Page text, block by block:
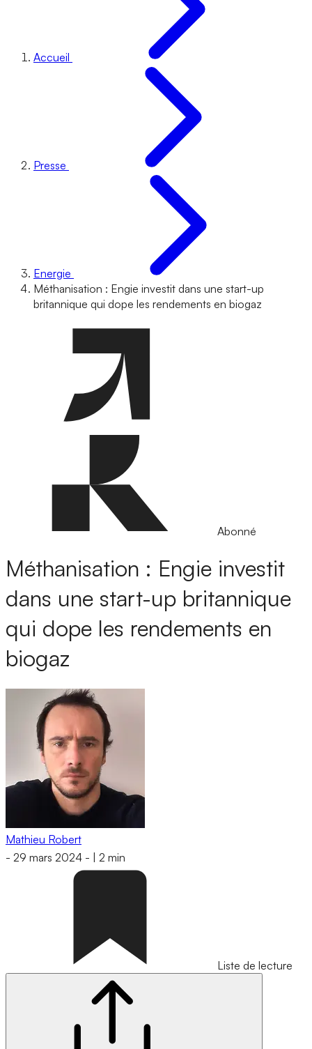
Accueil
Presse
Energie
Méthanisation : Engie investit dans une start-up
britannique qui dope les rendements en biogaz
Abonné
Méthanisation : Engie investit
dans une start-up britannique
qui dope les rendements en
biogaz
Mathieu Robert
- 29 mars 2024 - 2 min
Liste de lecture